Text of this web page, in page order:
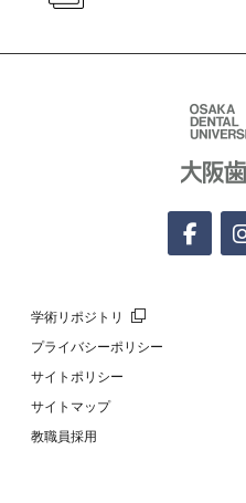
学術リポジトリ
プライバシーポリシー
サイトポリシー
サイトマップ
教職員採用